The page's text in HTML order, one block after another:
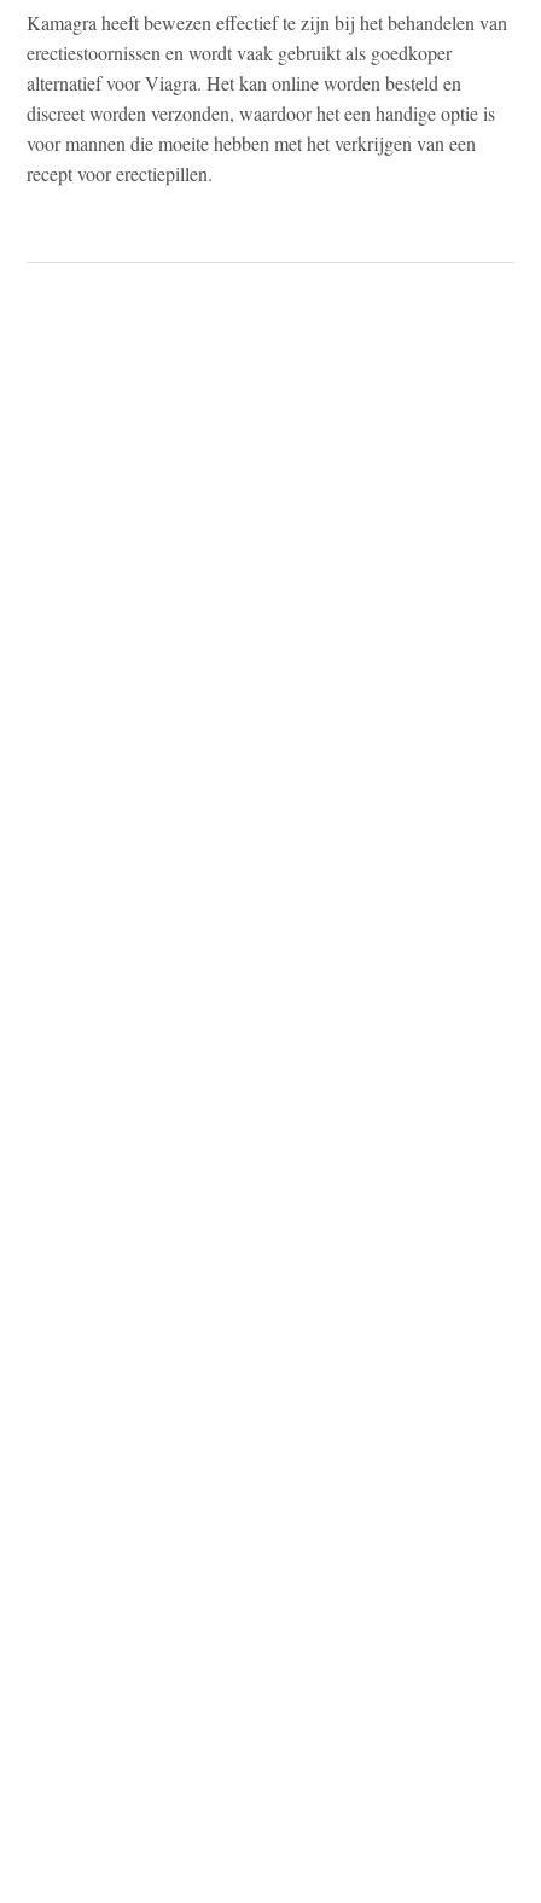
Kamagra heeft bewezen effectief te zijn bij het behandelen van
erectiestoornissen en wordt vaak gebruikt als goedkoper
alternatief voor Viagra. Het kan online worden besteld en
discreet worden verzonden, waardoor het een handige optie is
voor mannen die moeite hebben met het verkrijgen van een
recept voor erectiepillen.